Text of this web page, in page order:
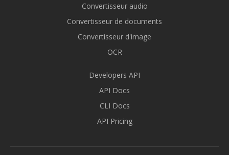
Convertisseur audio
Convertisseur de documents
Convertisseur d'image
OCR
Developers API
API Docs
CLI Docs
API Pricing